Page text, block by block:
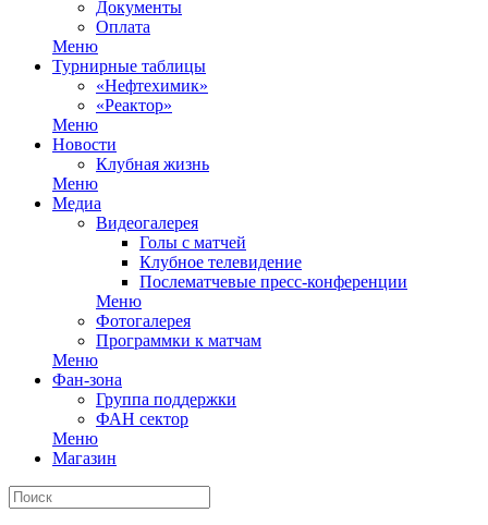
Документы
Оплата
Меню
Турнирные таблицы
«Нефтехимик»
«Реактор»
Меню
Новости
Клубная жизнь
Меню
Медиа
Видеогалерея
Голы с матчей
Клубное телевидение
Послематчевые пресс-конференции
Меню
Фотогалерея
Программки к матчам
Меню
Фан-зона
Группа поддержки
ФАН сектор
Меню
Магазин